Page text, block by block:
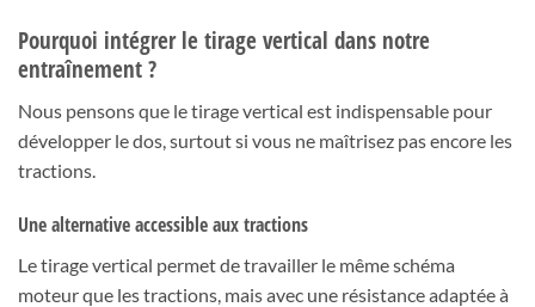
Pourquoi intégrer le tirage vertical dans notre
entraînement ?
Nous pensons que le tirage vertical est indispensable pour
développer le dos, surtout si vous ne maîtrisez pas encore les
tractions.
Une alternative accessible aux tractions
Le tirage vertical permet de travailler le même schéma
moteur que les tractions, mais avec une résistance adaptée à